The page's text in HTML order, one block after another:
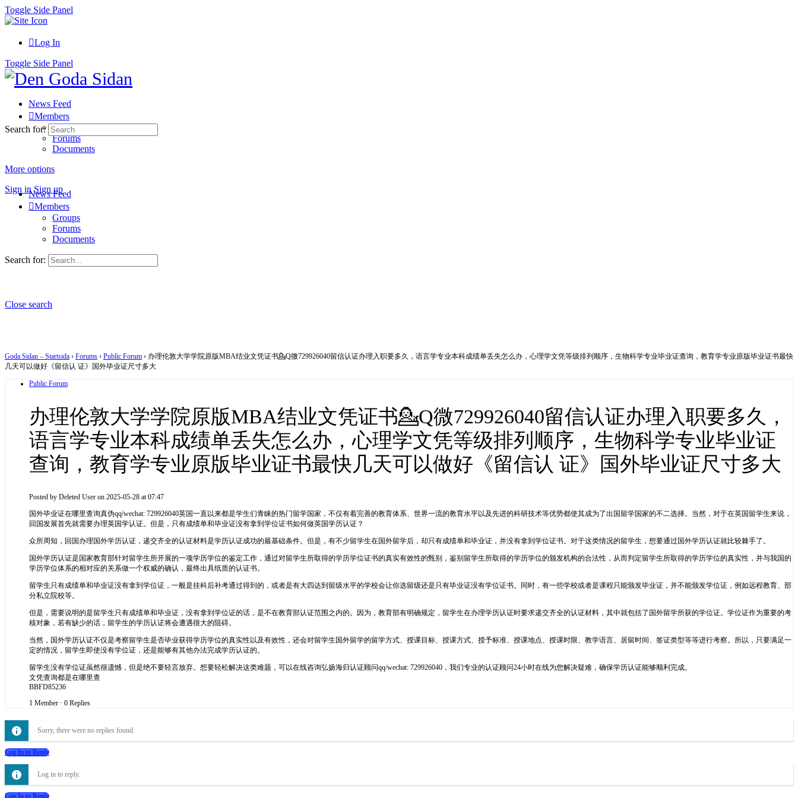
Toggle Side Panel
Log In
Toggle Side Panel
News Feed
Members
Groups
Forums
Documents
More options
Sign in Sign up
Search for:
News Feed
Members
Groups
Forums
Documents
Search for:
Close search
Goda Sidan – Startsida › Forums › Public Forum › 办理伦敦大学学院原版MBA结业文凭证书💁Q微729926040留信认证办理入职要多久，语言学专业本科成绩单丢失怎么办，心理学文凭等级排列顺序，生物科学专业毕业证查询，教育学专业原版毕业证书最快
几天可以做好《留信认 证》国外毕业证尺寸多大
Public Forum
办理伦敦大学学院原版MBA结业文凭证书💁Q微729926040留信认证办理入职要多久，
语言学专业本科成绩单丢失怎么办，心理学文凭等级排列顺序，生物科学专业毕业证
查询，教育学专业原版毕业证书最快几天可以做好《留信认 证》国外毕业证尺寸多大
Posted by Deleted User on 2025-05-28 at 07:47
国外毕业证在哪里查询真伪qq/wechat: 729926040英国一直以来都是学生们青睐的热门留学国家，不仅有着完善的教育体系、世界一流的教育水平以及先进的科研技术等优势都使其成为了出国留学国家的不二选择。当然，对于在英国留学生来说，
回国发展首先就需要办理英国学认证。但是，只有成绩单和毕业证没有拿到学位证书如何做英国学历认证？
众所周知，回国办理国外学历认证，递交齐全的认证材料是学历认证成功的最基础条件。但是，有不少留学生在国外留学后，却只有成绩单和毕业证，并没有拿到学位证书。对于这类情况的留学生，想要通过国外学历认证就比较棘手了。
国外学历认证是国家教育部针对留学生所开展的一项学历学位的鉴定工作，通过对留学生所取得的学历学位证书的真实有效性的甄别，鉴别留学生所取得的学历学位的颁发机构的合法性，从而判定留学生所取得的学历学位的真实性，并与我国的
学历学位体系的相对应的关系做一个权威的确认，最终出具纸质的认证书。
留学生只有成绩单和毕业证没有拿到学位证，一般是挂科后补考通过得到的，或者是有大四达到留级水平的学校会让你选留级还是只有毕业证没有学位证书。同时，有一些学校或者是课程只能颁发毕业证，并不能颁发学位证，例如远程教育、部
分私立院校等。
但是，需要说明的是留学生只有成绩单和毕业证，没有拿到学位证的话，是不在教育部认证范围之内的。因为，教育部有明确规定，留学生在办理学历认证时要求递交齐全的认证材料，其中就包括了国外留学所获的学位证。学位证作为重要的考
核对象，若有缺少的话，留学生的学历认证将会遭遇很大的阻碍。
当然，国外学历认证不仅是考察留学生是否毕业获得学历学位的真实性以及有效性，还会对留学生国外留学的留学方式、授课目标、授课方式、授予标准、授课地点、授课时限、教学语言、居留时间、签证类型等等进行考察。所以，只要满足一
定的情况，留学生即使没有学位证，还是能够有其他办法完成学历认证的。
留学生没有学位证虽然很遗憾，但是绝不要轻言放弃。想要轻松解决这类难题，可以在线咨询弘扬海归认证顾问qq/wechat: 729926040，我们专业的认证顾问24小时在线为您解决疑难，确保学历认证能够顺利完成。
文凭查询都是在哪里查
BBFD85236
1 Member · 0 Replies
Sorry, there were no replies found.
Log In to Reply
Log in to reply.